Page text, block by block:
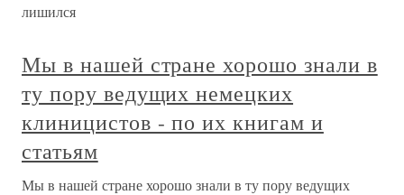
лишился
Мы в нашей стране хорошо знали в
ту пору ведущих немецких
клиницистов - по их книгам и
статьям
Мы в нашей стране хорошо знали в ту пору ведущих